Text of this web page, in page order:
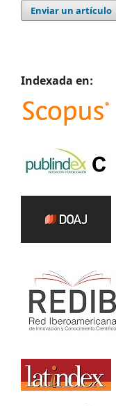
Enviar un artículo
Indexada en: